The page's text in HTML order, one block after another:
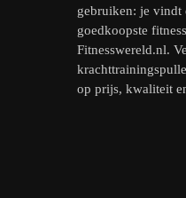
gebruiken: je vindt
goedkoopste
Fitnesswereld.nl.
op prijs, kwaliteit